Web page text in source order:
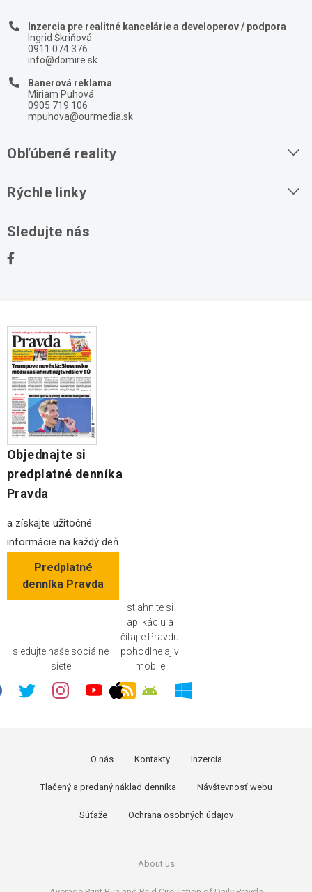
Inzercia pre realitné kancelárie a developerov / podpora
Ingrid Škriňová
0911 074 376
info@domire.sk
Banerová reklama
Miriam Puhová
0905 719 106
mpuhova@ourmedia.sk
Obľúbené reality
Domy na predaj
Stavebné pozemky
Rýchle linky
Kontakt
Sledujte nás
Objednajte si
predplatné denníka
Pravda
a získajte užitočné
informácie na každý deň
Predplatné
denníka Pravda
sledujte naše sociálne
siete
stiahnite si
aplikáciu a
čítajte Pravdu
pohodlne aj v
mobile
O nás Kontakty Inzercia
Tlačený a predaný náklad denníka Návštevnosť webu
Súťaže Ochrana osobných údajov
About us